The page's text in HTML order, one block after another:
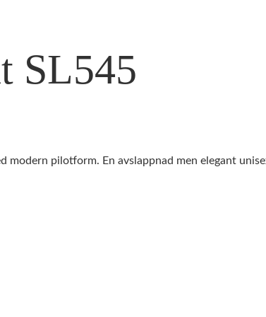
SL545
modern pilotform. En avslappnad men elegant